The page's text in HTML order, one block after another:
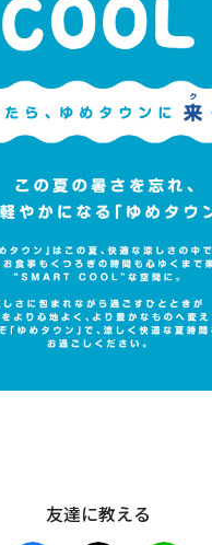
友達に教える